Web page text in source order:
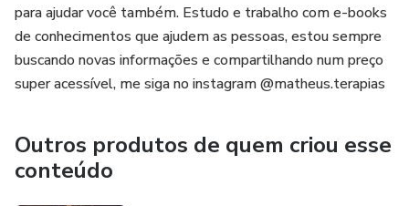
para ajudar você também. Estudo e trabalho com e-books
de conhecimentos que ajudem as pessoas, estou sempre
buscando novas informações e compartilhando num preço
super acessível, me siga no instagram @matheus.terapias
Outros produtos de quem criou esse
conteúdo